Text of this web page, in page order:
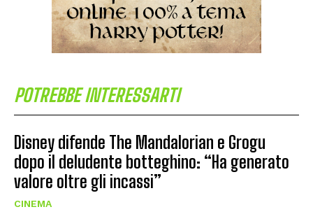
POTREBBE INTERESSARTI
Disney difende The Mandalorian e Grogu
dopo il deludente botteghino: “Ha generato
valore oltre gli incassi”
CINEMA